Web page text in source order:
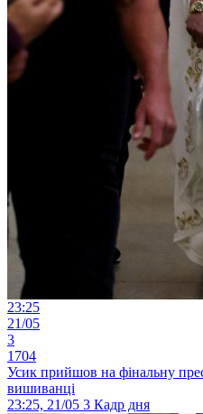
23:25
21/05
3
1704
Усик прийшов на фінальну
вишиванці
23:25, 21/05 3 Кадр дня